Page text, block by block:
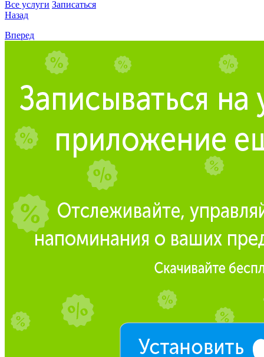
Все услуги Записаться
Назад
Вперед